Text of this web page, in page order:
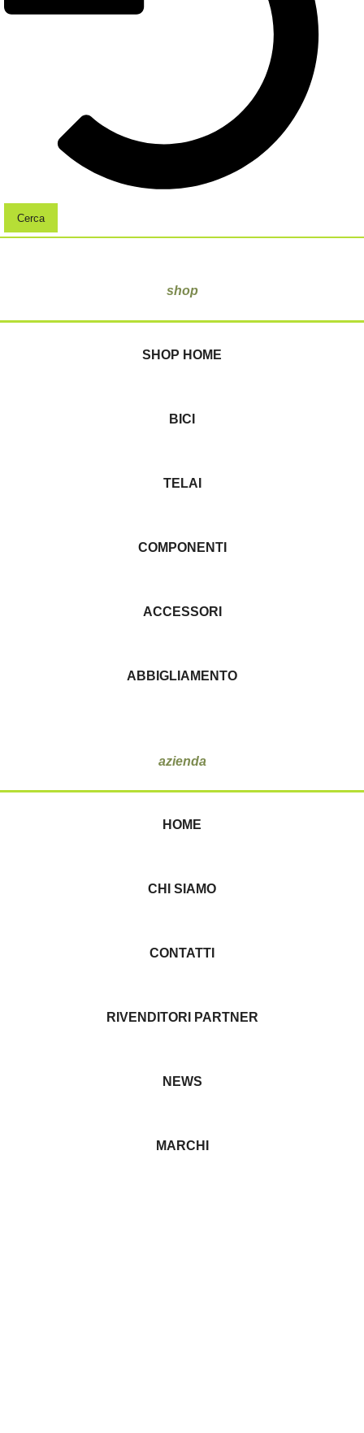
Cerca
shop
SHOP HOME
BICI
TELAI
COMPONENTI
ACCESSORI
ABBIGLIAMENTO
azienda
HOME
CHI SIAMO
CONTATTI
RIVENDITORI PARTNER
NEWS
MARCHI